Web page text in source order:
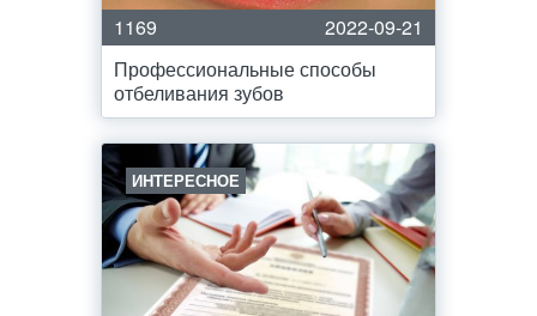
1169
2022-09-21
Профессиональные способы
отбеливания зубов
ИНТЕРЕСНОЕ